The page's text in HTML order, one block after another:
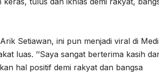
Setiawan, ini pun menjadi viral di
luas. ’’Saya sangat berterima kasih
hal positif demi rakyat dan bangsa